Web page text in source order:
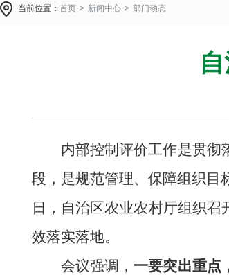
当前位置： 首页 > 新闻中心 > 部门动态
内部控制评价工作是贯彻
段，是规范管理、保障组织目
日，自治区农业农村厅组织召
效落实落地。
会议强调 ， 一要突出重点